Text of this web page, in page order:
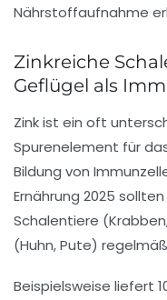
Nährstoffaufnahme
Zinkreiche
Geflügel als
Zink ist ein oft
Spurenelement für
Bildung von
Ernährung 2025
Schalentiere
(Huhn, Pute)
Beispielsweise liefert